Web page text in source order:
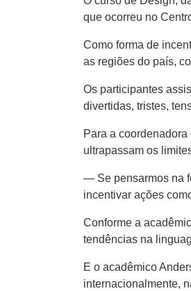
que ocorreu no
Como forma de
as regiões do país,
Os participantes
divertidas, tristes,
Para a
ultrapassam os
— Se pensarmos na
incentivar ações
Conforme a
tendências na
E o acadêmico
internacionalmente,